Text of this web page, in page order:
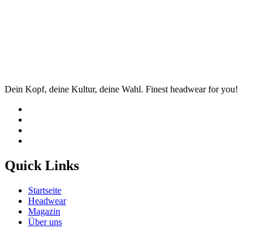
Dein Kopf, deine Kultur, deine Wahl. Finest headwear for you!
Quick Links
Startseite
Headwear
Magazin
Über uns